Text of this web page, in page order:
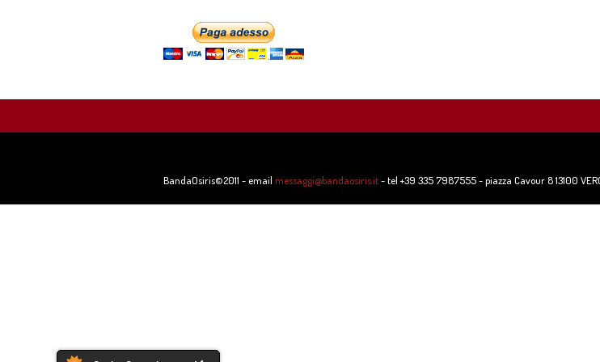
BandaOsiris©2011 - email messaggi@bandaosiris.it- tel +39 335 7987555 - piazza Cavour 8 13100